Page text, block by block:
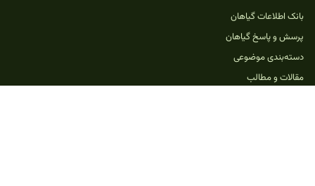
بانک اطلاعات گیاهان
پرسش و پاسخ گیاهان
دسته‌بندی موضوعی
مقالات و مطالب